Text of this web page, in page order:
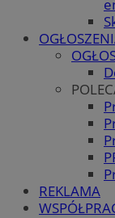
REKLAMA